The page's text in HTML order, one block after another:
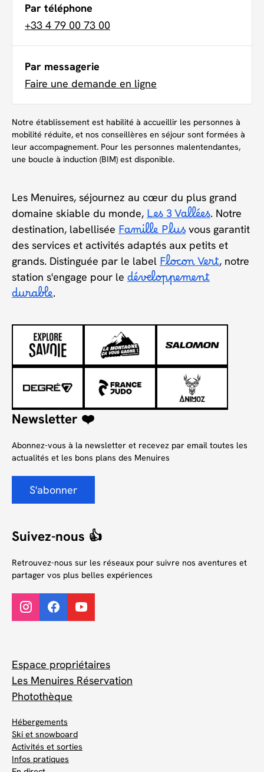
Par téléphone
+33 4 79 00 73 00
Par messagerie
Faire une demande en ligne
Notre établissement est habilité à accueillir les personnes à
mobilité réduite, et nos conseillères en séjour sont formées à
leur accompagnement. Pour les personnes malentendantes,
une boucle à induction (BIM) est disponible.
Les Menuires, séjournez au cœur du plus grand
domaine skiable du monde, Les 3 Vallées. Notre
destination, labellisée Famille Plus vous garantit
des services et activités adaptés aux petits et
grands. Distinguée par le label Flocon Vert, notre
station s'engage pour le développement
durable.
Newsletter ❤️
Abonnez-vous à la newsletter et recevez par email toutes les
actualités et les bons plans des Menuires
S'abonner
Suivez-nous 👍
Retrouvez-nous sur les réseaux pour suivre nos aventures et
partager vos plus belles expériences
Espace propriétaires
Les Menuires Réservation
Photothèque
Hébergements
Ski et snowboard
Activités et sorties
Infos pratiques